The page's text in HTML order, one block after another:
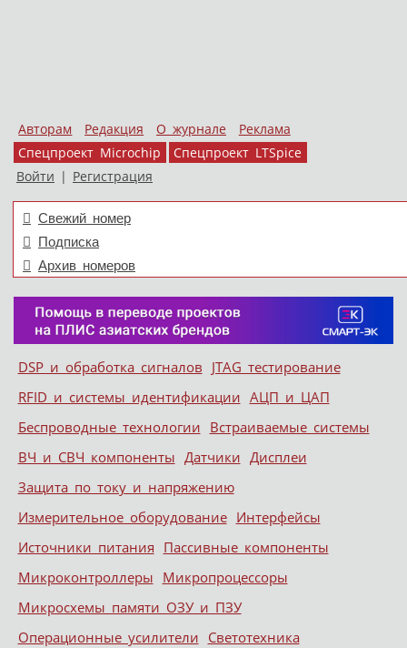
Авторам Редакция О журнале
Реклама
Спецпроект Microchip
Спецпроект LTSpice
Войти | Регистрация
Свежий номер
Подписка
Архив номеров
Меню
Skip to content
DSP и обработка сигналов JTAG тестирование
RFID и системы идентификации АЦП и ЦАП
Беспроводные технологии Встраиваемые системы
ВЧ и СВЧ компоненты Датчики Дисплеи
Защита по току и напряжению
Измерительное оборудование Интерфейсы
Источники питания Пассивные компоненты
Микроконтроллеры Микропроцессоры
Микросхемы памяти ОЗУ и ПЗУ
Операционные усилители Светотехника